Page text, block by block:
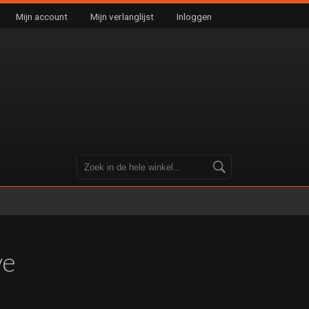
Mijn account Mijn verlanglijst Inloggen